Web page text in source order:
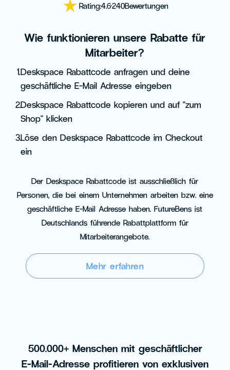
Rating:4.6·240Bewertungen
Wie funktionieren unsere Rabatte für
Mitarbeiter?
1.Deskspace Rabattcode anfragen und deine
geschäftliche E-Mail Adresse eingeben
2.Deskspace Rabattcode kopieren und auf "zum
Shop" klicken
3.Löse den Deskspace Rabattcode im Checkout
ein
Der Deskspace Rabattcode ist ausschließlich für
Personen, die bei einem Unternehmen arbeiten bzw. eine
geschäftliche E-Mail Adresse haben. FutureBens ist
Deutschlands führende Rabattplattform für
Mitarbeiterangebote.
Mehr erfahren
500.000+ Menschen mit geschäftlicher
E-Mail-Adresse profitieren von exklusiven